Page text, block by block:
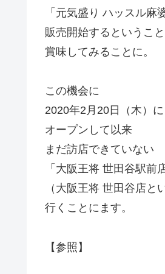
「元気盛り ハッスル麻
販売開始するというこ
賞味してみることに。
この機会に
2020年2月20日（木）に
オープンして以来
まだ訪店できていない
「大阪王将 世田谷駅前
（大阪王将 世田谷店と
行くことにます。
【参照】